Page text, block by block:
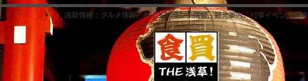
浅草情報；グルメ情報、おすすめランチ情報、観光案内、行事イベント情報